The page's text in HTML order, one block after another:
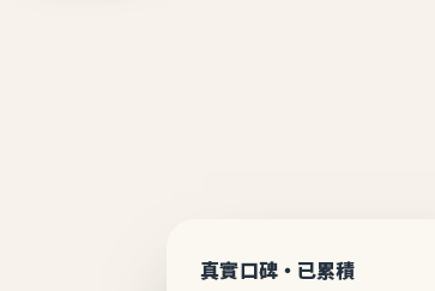
真實口碑・已累積